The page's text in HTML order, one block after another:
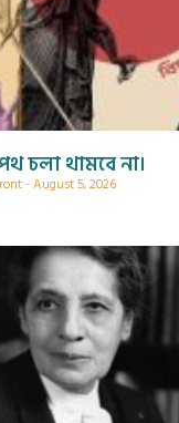
চলা থামবে না।
August 5, 2026